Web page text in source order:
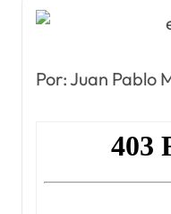
Por: Juan Pablo